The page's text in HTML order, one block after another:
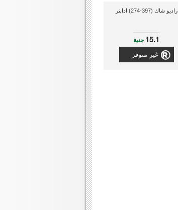
راديو شاك (397-274) ادابتر
15.1 جنية
غير متوفر